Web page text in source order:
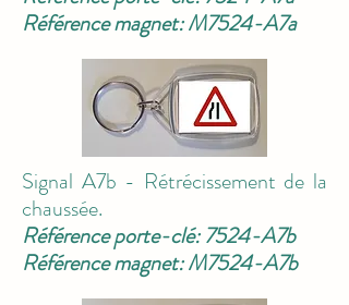
Référence magnet: M7524-A7a
Signal A7b - Rétrécissement de la
chaussée.
Référence porte-clé: 7524-A7b
Référence magnet: M7524-A7b